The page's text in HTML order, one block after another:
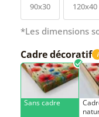
90x30 120x40
*Les dimensions
Cadre décoratif i
Sans cadre